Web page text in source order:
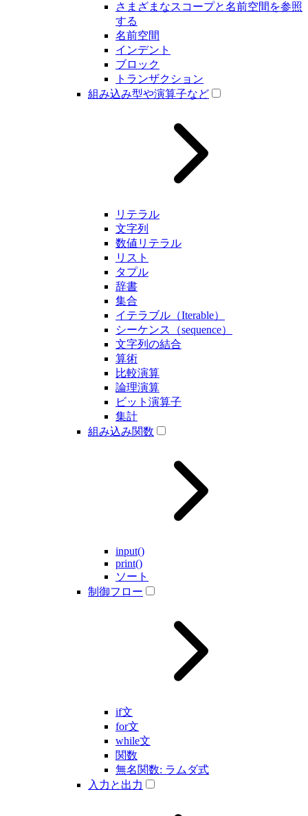
さまざまなスコープと名前空間を参照
する
名前空間
インデント
ブロック
トランザクション
組み込み型や演算子など
リテラル
文字列
数値リテラル
リスト
タプル
辞書
集合
イテラブル（Iterable）
シーケンス（sequence）
文字列の結合
算術
比較演算
論理演算
ビット演算子
集計
組み込み関数
input()
print()
ソート
制御フロー
if文
for文
while文
関数
無名関数: ラムダ式
入力と出力